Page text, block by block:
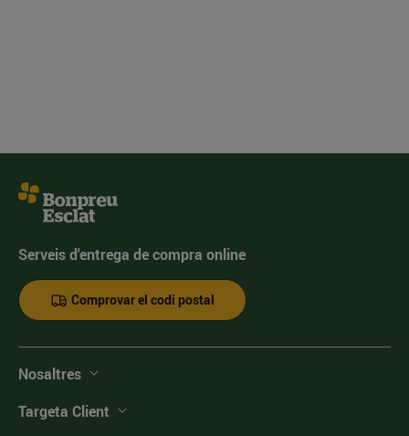
Serveis d'entrega de compra online
Comprovar el codi postal
Nosaltres
Targeta Client